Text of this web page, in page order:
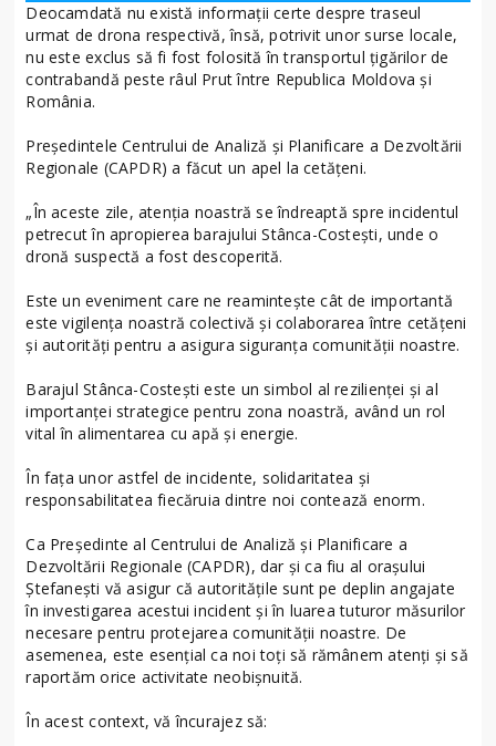
Deocamdată nu există informaţii certe despre traseul
urmat de drona respectivă, însă, potrivit unor surse locale,
nu este exclus să fi fost folosită în transportul ţigărilor de
contrabandă peste râul Prut între Republica Moldova şi
România.
Președintele Centrului de Analiză și Planificare a Dezvoltării
Regionale (CAPDR) a făcut un apel la cetăţeni.
„În aceste zile, atenția noastră se îndreaptă spre incidentul
petrecut în apropierea barajului Stânca-Costești, unde o
dronă suspectă a fost descoperită.
Este un eveniment care ne reamintește cât de importantă
este vigilența noastră colectivă și colaborarea între cetățeni
și autorități pentru a asigura siguranța comunității noastre.
Barajul Stânca-Costești este un simbol al rezilienței și al
importanței strategice pentru zona noastră, având un rol
vital în alimentarea cu apă și energie.
În fața unor astfel de incidente, solidaritatea și
responsabilitatea fiecăruia dintre noi contează enorm.
Ca Președinte al Centrului de Analiză și Planificare a
Dezvoltării Regionale (CAPDR), dar și ca fiu al orașului
Ștefanești vă asigur că autoritățile sunt pe deplin angajate
în investigarea acestui incident și în luarea tuturor măsurilor
necesare pentru protejarea comunității noastre. De
asemenea, este esențial ca noi toți să rămânem atenți și să
raportăm orice activitate neobișnuită.
În acest context, vă încurajez să: